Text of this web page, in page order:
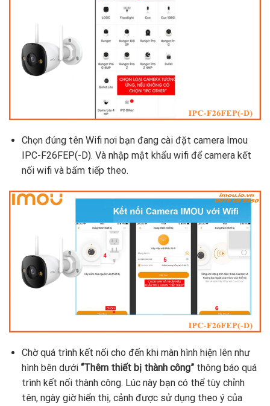
Chọn đúng tên Wifi nơi bạn đang cài đặt camera Imou
IPC-F26FEP(-D). Và nhập mật khẩu wifi để camera kết
nối wifi và bấm tiếp theo.
Chờ quá trình kết nối cho đến khi màn hình hiện lên như
hình bên dưới “Thêm thiết bị thành công”thông báo quá
trình kết nối thành công. Lúc này bạn có thể tùy chỉnh
tên, ngày giờ hiển thị, cảnh được sử dụng theo ý của